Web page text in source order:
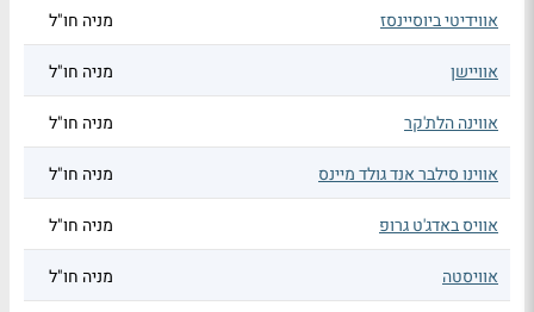
אווידיטי ביוסיינסז מניה חו"ל
אוויישן מניה חו"ל
אווינה הלת'קר מניה חו"ל
אווינו סילבר אנד גולד מיינס מניה חו"ל
אוויס באדג'ט גרופ מניה חו"ל
אוויסטה מניה חו"ל